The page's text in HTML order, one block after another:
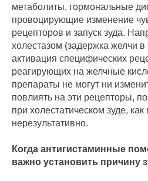
метаболиты, гормональные
провоцирующие изменение
рецепторов и запуск зуда.
холестазом (задержка желчи
активация специфических
реагирующих на желчные
препараты не могут ни
повлиять на эти рецепторы,
при холестатическом зуде, как
нерезультативно.
Когда антигистаминные
важно установить причину